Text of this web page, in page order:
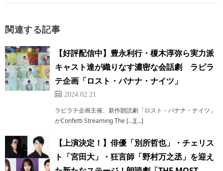
関連する記事
【好評配信中】豊永利行・榎木淳弥ら実力派
キャスト達が織りなす濃密な会話劇 ラピラ
テ企画「ロスト・バナナ・ナイツ」
2024.02.21
ラピラテ企画主催、新作朗読劇「ロスト・バナナ・ナイツ」
がConfetti Streaming The […][…]
【上演決定！】俳優「別所哲也」・チェリス
ト「宮田大」・狂言師「野村万之丞」を迎え